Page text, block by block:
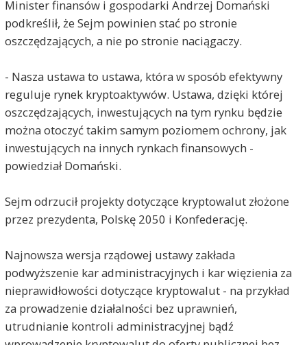
Minister finansów i gospodarki Andrzej Domański
podkreślił, że Sejm powinien stać po stronie
oszczędzających, a nie po stronie naciągaczy.
- Nasza ustawa to ustawa, która w sposób efektywny
reguluje rynek kryptoaktywów. Ustawa, dzięki której
oszczędzających, inwestujących na tym rynku będzie
można otoczyć takim samym poziomem ochrony, jak
inwestujących na innych rynkach finansowych -
powiedział Domański.
Sejm odrzucił projekty dotyczące kryptowalut złożone
przez prezydenta, Polskę 2050 i Konfederację.
Najnowsza wersja rządowej ustawy zakłada
podwyższenie kar administracyjnych i kar więzienia za
nieprawidłowości dotyczące kryptowalut - na przykład
za prowadzenie działalności bez uprawnień,
utrudnianie kontroli administracyjnej bądź